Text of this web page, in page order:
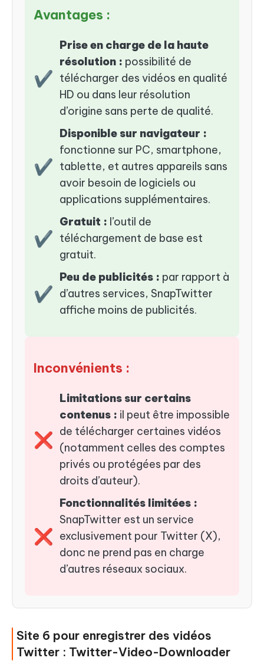
Avantages :
✔
Prise en charge de la haute
résolution : possibilité de
télécharger des vidéos en qualité
HD ou dans leur résolution
d’origine sans perte de qualité.
✔
Disponible sur navigateur :
fonctionne sur PC, smartphone,
tablette, et autres appareils sans
avoir besoin de logiciels ou
applications supplémentaires.
✔
Gratuit : l’outil de
téléchargement de base est
gratuit.
✔
Peu de publicités : par rapport à
d’autres services, SnapTwitter
affiche moins de publicités.
Inconvénients :
❌
Limitations sur certains
contenus : il peut être impossible
de télécharger certaines vidéos
(notamment celles des comptes
privés ou protégées par des
droits d’auteur).
❌
Fonctionnalités limitées :
SnapTwitter est un service
exclusivement pour Twitter (X),
donc ne prend pas en charge
d’autres réseaux sociaux.
Site 6 pour enregistrer des vidéos
Twitter : Twitter-Video-Downloader